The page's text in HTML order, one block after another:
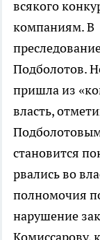
всякого
компаниям. В
Подболотов.
пришла из
власть,
становится
рвались во
полномочия
нарушение
Комиссарову,